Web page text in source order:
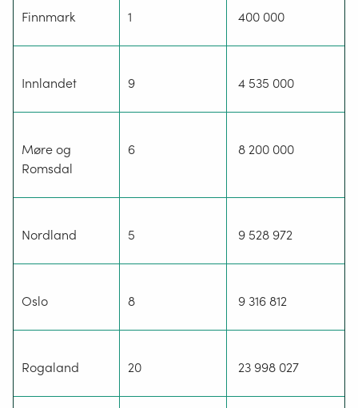
Finnmark 1 400 000
Innlandet 9 4 535 000
Møre og
Romsdal
6 8 200 000
Nordland 5 9 528 972
Oslo 8 9 316 812
Rogaland 20 23 998 027